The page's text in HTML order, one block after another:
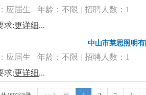
应届生 | 年龄：不限 | 招聘人数：1
求:更详细...
中山市莱思照明
应届生 | 年龄：不限 | 招聘人数：1
求:更详细...